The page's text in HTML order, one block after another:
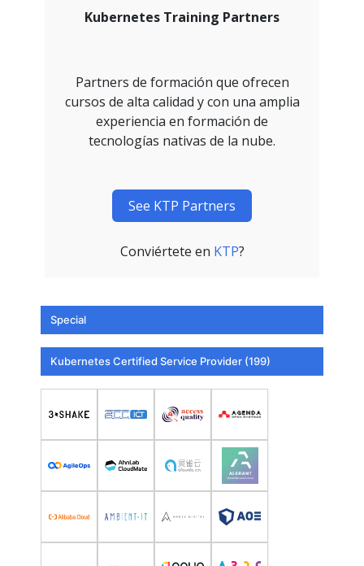
Kubernetes Training Partners
Partners de formación que ofrecen
cursos de alta calidad y con una amplia
experiencia en formación de
tecnologías nativas de la nube.
See KTP Partners
Conviértete en KTP?